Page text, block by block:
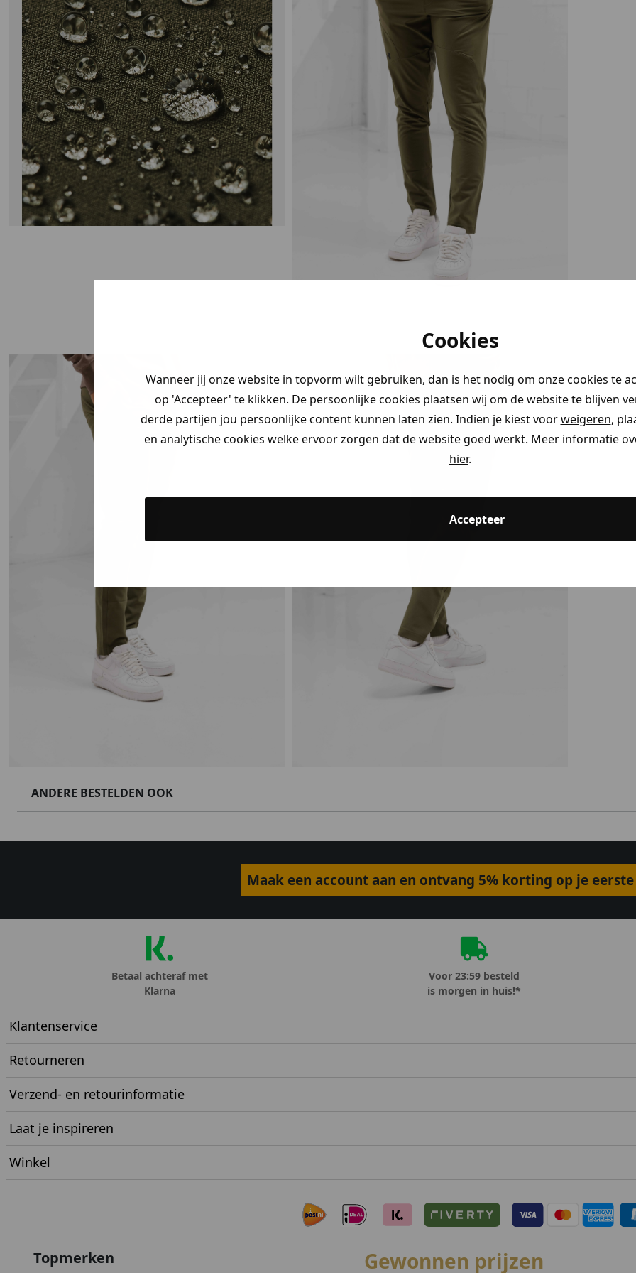
Cookies
Wanneer jij onze website in topvorm wilt gebruiken, dan is het nodig om onze cookies te
op 'Accepteer' te klikken. De persoonlijke cookies plaatsen wij om de website te blijven
derde partijen jou persoonlijke content kunnen laten zien. Indien je kiest voorweigeren,
en analytische cookies welke ervoor zorgen dat de website goed werkt. Meer informatie
hier.
Accepteer
ANDERE BESTELDEN OOK
Maak een account aan en ontvang 5% korting op je
Betaal achteraf met
Klarna
Voor 23:59 besteld
is morgen in huis!*
Klantenservice
Retourneren
Verzend- en retourinformatie
Laat je inspireren
Winkel
Topmerken Gewonnen prijzen